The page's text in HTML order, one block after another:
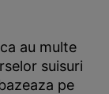
au multe
suisuri
pe